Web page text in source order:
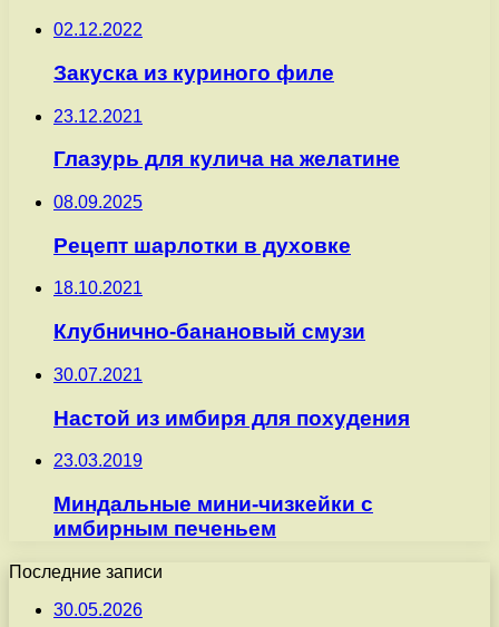
02.12.2022
Закуска из куриного филе
23.12.2021
Глазурь для кулича на желатине
08.09.2025
Рецепт шарлотки в духовке
18.10.2021
Клубнично-банановый смузи
30.07.2021
Настой из имбиря для похудения
23.03.2019
Миндальные мини-чизкейки с
имбирным печеньем
Последние записи
30.05.2026